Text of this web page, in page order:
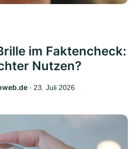
im Faktencheck:
Nutzen?
‧ 23. Juli 2026